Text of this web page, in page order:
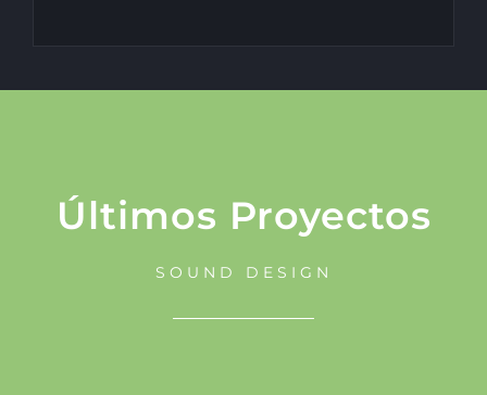
Últimos Proyectos
SOUND DESIGN